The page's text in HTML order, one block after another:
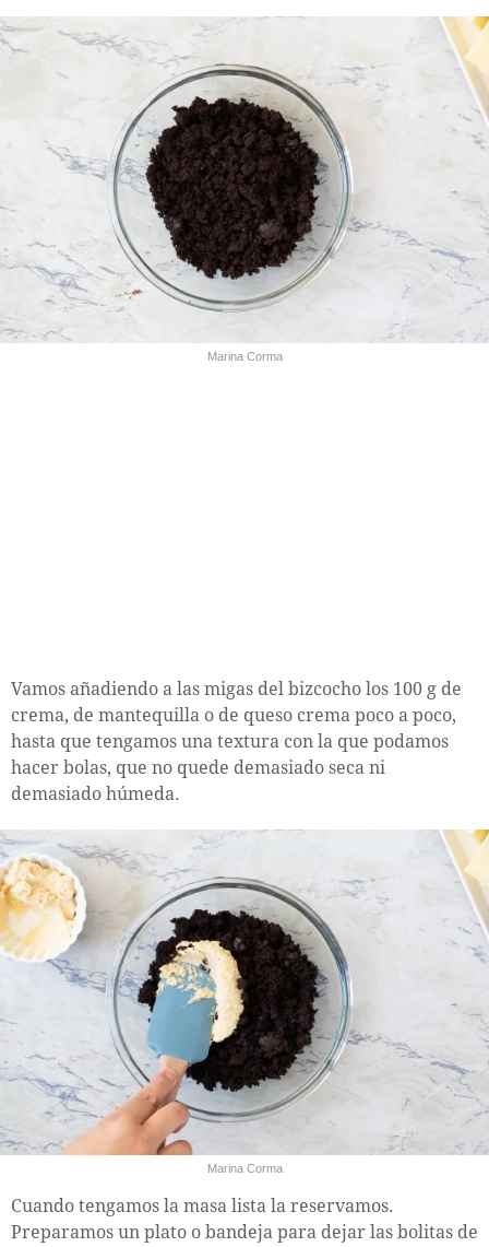
Marina Corma
Vamos añadiendo a las migas del bizcocho los 100 g de
crema, de mantequilla o de queso crema poco a poco,
hasta que tengamos una textura con la que podamos
hacer bolas, que no quede demasiado seca ni
demasiado húmeda.
Marina Corma
Cuando tengamos la masa lista la reservamos.
Preparamos un plato o bandeja para dejar las bolitas de